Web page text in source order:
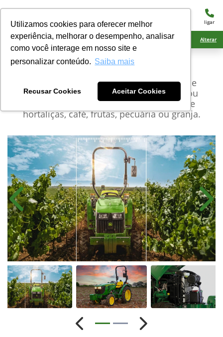
Utilizamos cookies para oferecer melhor
experiência, melhorar o desempenho, analisar
como você interage em nosso site e
personalizar conteúdo. Saiba mais
Recusar Cookies Aceitar Cookies
menu ligar
Ciarama Máquinas Nova Andradina Alterar
John DeereEstreitos
Tratores estreitos para todos os tipos de
propriedade, pequenas áreas urbanas ou
atividades no campo, como o cultivo de
hortaliças, café, frutas, pecuária ou granja.
Anterior
Anterior Próximo